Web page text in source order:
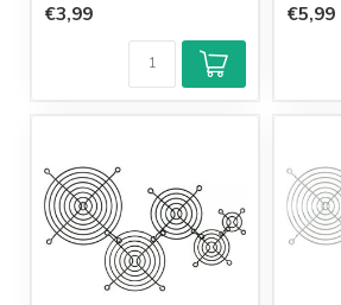
€3,99 €5,99